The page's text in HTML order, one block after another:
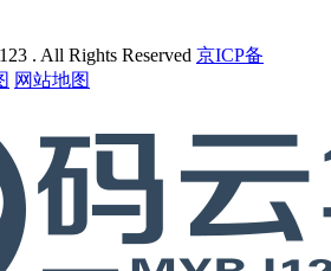
. All Rights Reserved 京ICP备
网站地图